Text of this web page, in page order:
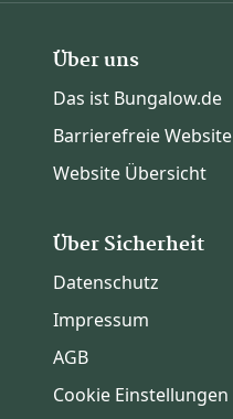
Über uns
Das ist Bungalow.de
Barrierefreie Website
Website Übersicht
Über Sicherheit
Datenschutz
Impressum
AGB
Cookie Einstellungen